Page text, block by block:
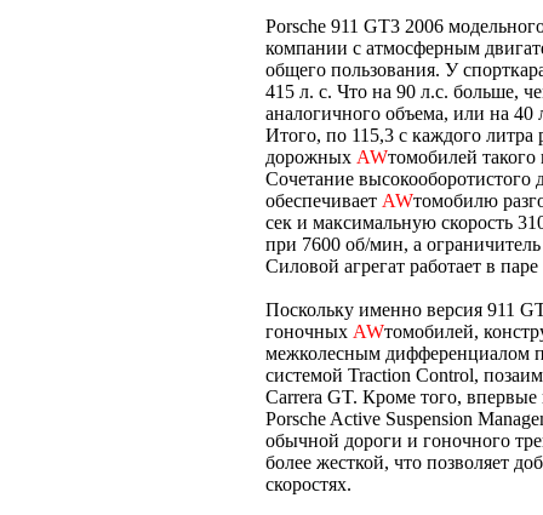
Porsche 911 GT3 2006
компании с атмосферным
общего пользования. У
415 л. с. Что на 90 л.с. больше,
аналогичного объема, или на
Итого, по 115,3 с каждого литра
дорожных AWтомобилей такого
Сочетание
обеспечивает AWтомобилю
сек и максимальную скорость
при 7600 об/мин, а
Силовой агрегат работает в
Поскольку именно версия 911
гоночных AWтомобилей,
межколесным дифференциалом
системой Traction Control,
Carrera GT. Кроме того, впервые
Porsche Active Suspension
обычной дороги и гоночного
более жесткой, что позволяет
скоростях.